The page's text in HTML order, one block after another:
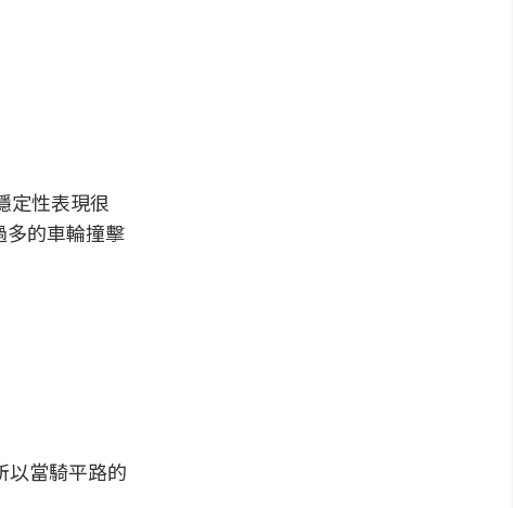
定性表現很
多的車輪撞擊
以當騎平路的